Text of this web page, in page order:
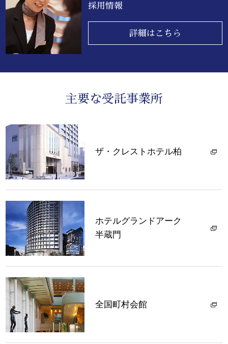
採用情報
詳細はこちら
主要な受託事業所
ザ・クレストホテル柏
ホテルグランドアーク
半蔵門
全国町村会館